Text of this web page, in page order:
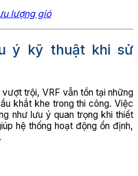
lượng gió
ý kỹ thuật khi sử
trội, VRF vẫn tồn tại những
khắt khe trong thi công. Việc
như lưu ý quan trọng khi thiết
hệ thống hoạt động ổn định,